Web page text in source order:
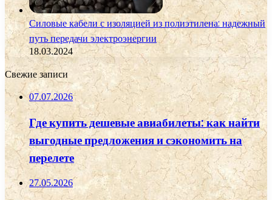
Силовые кабели с изоляцией из полиэтилена: надежный
путь передачи электроэнергии
18.03.2024
Свежие записи
07.07.2026
Где купить дешевые авиабилеты: как найти
выгодные предложения и сэкономить на
перелете
27.05.2026